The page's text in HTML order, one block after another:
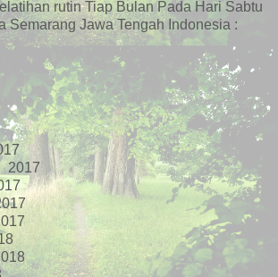
rutin Tiap Bulan Pada Hari Sabtu
Semarang Jawa Tengah Indonesia :
2017